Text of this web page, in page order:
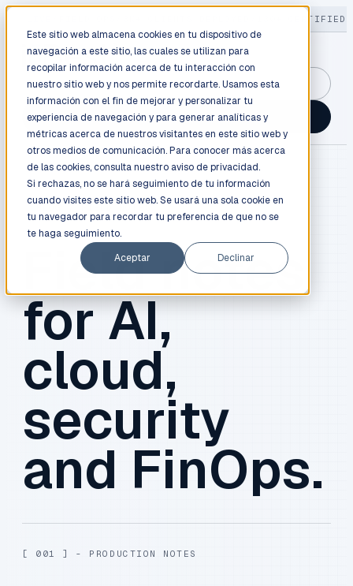
Este sitio web almacena cookies en tu dispositivo de
navegación a este sitio, las cuales se utilizan para
recopilar información acerca de tu interacción con
nuestro sitio web y nos permite recordarte. Usamos esta
información con el fin de mejorar y personalizar tu
experiencia de navegación y para generar analíticas y
métricas acerca de nuestros visitantes en este sitio web y
otros medios de comunicación. Para conocer más acerca
de las cookies, consulta nuestro aviso de privacidad.
Si rechazas, no se hará seguimiento de tu información
cuando visites este sitio web. Se usará una sola cookie en
tu navegador para recordar tu preferencia de que no se
te haga seguimiento.
Aceptar
Declinar
130+ CERTIFIED
GuidancePlex →
Talk to an engineer →
Field notes
for AI,
cloud,
security
and FinOps.
[ 001 ] - PRODUCTION NOTES